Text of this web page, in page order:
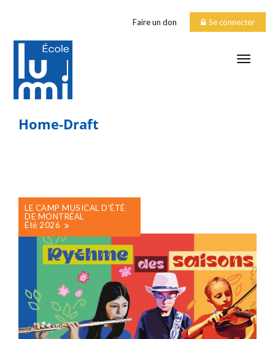
Faire un don Se connecter
Home-Draft
LE CAMP MUSICAL D'ÉTÉ
DE MONTRÉAL
Été 2026